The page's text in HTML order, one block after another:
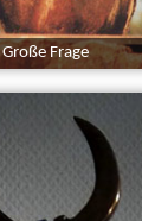
Große Frage